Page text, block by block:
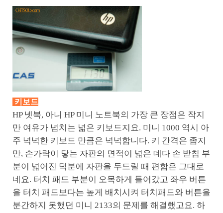
키보드
HP 넷북, 아니 HP 미니 노트북의 가장 큰 장점은 작지
만 여유가 넘치는 넓은 키보드지요. 미니 1000 역시 아
주 넉넉한 키보드 만큼은 넉넉합니다. 키 간격은 좁지
만, 손가락이 닿는 자판의 면적이 넓은 데다 손 받침 부
분이 넓어진 덕분에 자판을 두드릴 때 편함은 그대로
네요. 터치 패드 부분이 오목하게 들어갔고 좌우 버튼
을 터치 패드보다는 높게 배치시켜 터치패드와 버튼을
분간하지 못했던 미니 2133의 문제를 해결했고요. 하